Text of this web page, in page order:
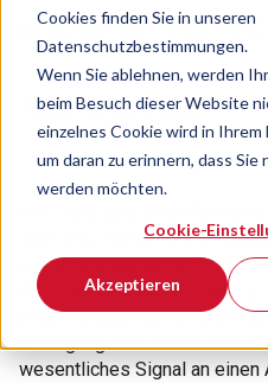
Cookies finden Sie in unseren
Datenschutzbestimmungen.
Wenn Sie ablehnen, werden
beim Besuch dieser Website
einzelnes Cookie wird in
um daran zu erinnern, dass
werden möchten.
Cookie-
Akzeptieren
Online-Seminar Freie Plätze
Tipps für die Praxis
Die Erstellung einer
doch eine Kunst für sich.
auf ein arbeitsvertragliches
Arbeitsrecht etabliert sie als
einer verhaltensbedingten
Kündigungsschutz auf dem
wesentliches Signal an